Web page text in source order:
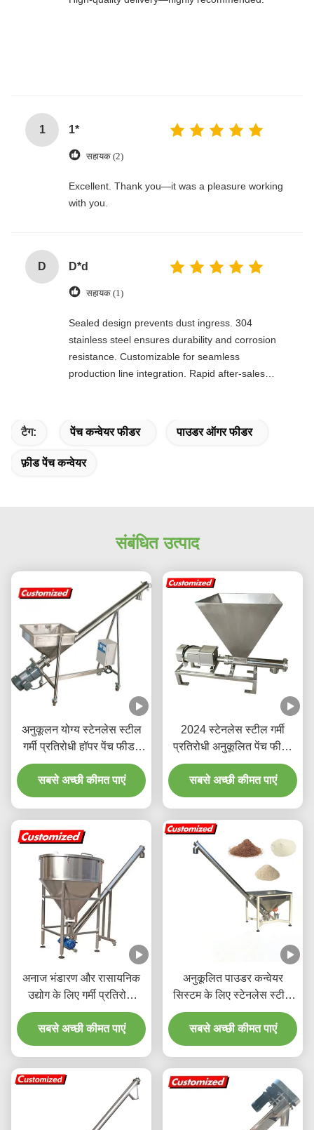
1 1*
सहायक (2)
Excellent. Thank you—it was a pleasure working
with you.
D D*d
सहायक (1)
Sealed design prevents dust ingress. 304
stainless steel ensures durability and corrosion
resistance. Customizable for seamless
production line integration. Rapid after-sales
टैग: पेंच कन्वेयर फीडर पाउडर ऑगर फीडर
फ़ीड पेंच कन्वेयर
संबंधित उत्पाद
अनुकूलन योग्य स्टेनलेस स्टील
गर्मी प्रतिरोधी हॉपर पेंच फीडर
और ऑगर कन्वेयर
सबसे अच्छी कीमत पाएं
2024 स्टेनलेस स्टील गर्मी
प्रतिरोधी अनुकूलित पेंच फीडर
पाउडर कण कन्वेयर के लिए ऑगर
फीडर
सबसे अच्छी कीमत पाएं
अनाज भंडारण और रासायनिक
उद्योग के लिए गर्मी प्रतिरोधी
स्टेनलेस स्टील समायोज्य पेंच
ऑगर फीडर
सबसे अच्छी कीमत पाएं
अनुकूलित पाउडर कन्वेयर
सिस्टम के लिए स्टेनलेस स्टील
गर्मी प्रतिरोधी लचीला पेंच ऑगर
फीडर
सबसे अच्छी कीमत पाएं